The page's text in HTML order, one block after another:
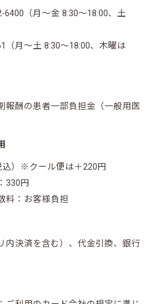
6400（月～金 8:30～18:00、土
（月～土 8:30～18:00、木曜は
報酬の患者一部負担金（一般用医
込）※クール便は＋220円
330円
料：お客様負担
内決済を含む）、代金引換、銀行